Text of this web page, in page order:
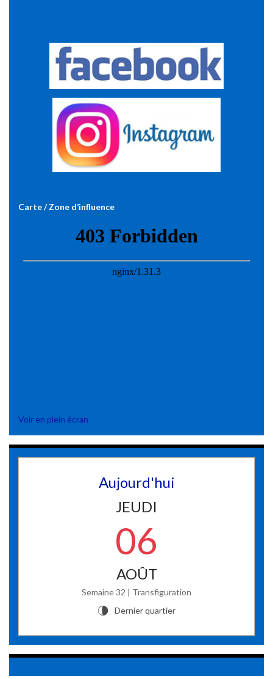
Carte / Zone d’influence
Voir en plein écran
Aujourd'hui
JEUDI
06
AOÛT
Semaine 32 | Transfiguration
U Dernier quartier